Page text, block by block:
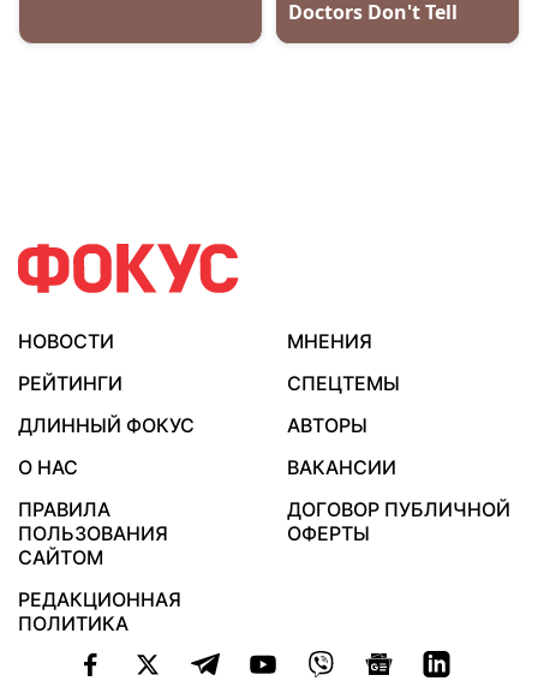
НОВОСТИ
МНЕНИЯ
РЕЙТИНГИ
СПЕЦТЕМЫ
ДЛИННЫЙ ФОКУС
АВТОРЫ
О НАС
ВАКАНСИИ
ПРАВИЛА
ПОЛЬЗОВАНИЯ
САЙТОМ
ДОГОВОР ПУБЛИЧНОЙ
ОФЕРТЫ
РЕДАКЦИОННАЯ
ПОЛИТИКА